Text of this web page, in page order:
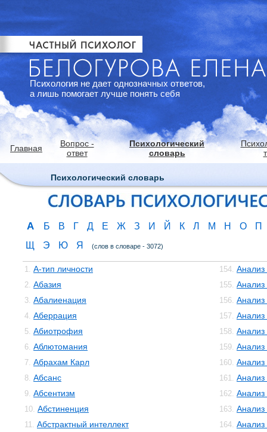
Психология не дает однозначных ответов,
а лишь помогает лучше понять себя
Главная
Вопрос -
ответ
Психологический
словарь
Психологический словарь
А Б В Г Д Е Ж З И Й К Л М Н О
П
Щ
Э Ю Я (слов в словаре - 3072)
1. А-тип личности
2. Абазия
3. Абалиенация
4. Аберрация
5. Абиотрофия
6. Аблютомания
7. Абрахам Карл
8. Абсанс
9. Абсентизм
10. Абстиненция
11. Абстрактный интеллект
154. Анализ
155. Анализ
156. Анализ
157. Анализ
158. Анализ
159. Анализ
160. Анализ
161.
162. Анализ
163. Анализ
164.